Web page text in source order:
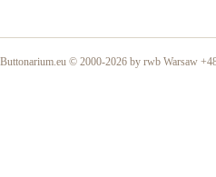
Buttonarium.eu © 2000-2026 by rwb Warsaw